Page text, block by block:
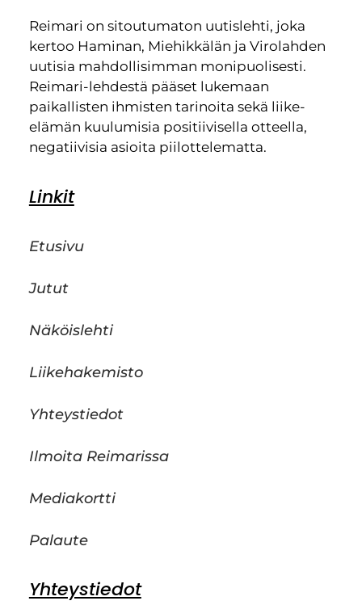
Reimari on sitoutumaton uutislehti, joka
kertoo Haminan, Miehikkälän ja Virolahden
uutisia mahdollisimman monipuolisesti.
Reimari-lehdestä pääset lukemaan
paikallisten ihmisten tarinoita sekä liike-
elämän kuulumisia positiivisella otteella,
negatiivisia asioita piilottelematta.
Linkit
Etusivu
Jutut
Näköislehti
Liikehakemisto
Yhteystiedot
Ilmoita Reimarissa
Mediakortti
Palaute
Yhteystiedot